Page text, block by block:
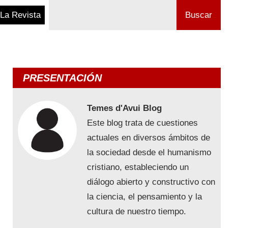
Buscar
La Revista
PRESENTACIÓN
Temes d'Avui Blog
Este blog trata de cuestiones
actuales en diversos ámbitos de
la sociedad desde el humanismo
cristiano, estableciendo un
diálogo abierto y constructivo con
la ciencia, el pensamiento y la
cultura de nuestro tiempo.